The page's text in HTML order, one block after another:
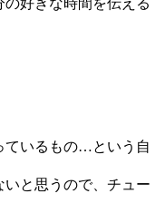
好きな時間を伝える
ているもの…という自
と思うので、チュー